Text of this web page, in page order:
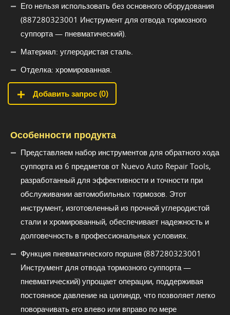
Его нельзя использовать без основного оборудования
(887280323001 Инструмент для отвода тормозного
суппорта — пневматический).
Материал: углеродистая сталь.
Отделка: хромированная.
Добавить запрос (0)
Особенности продукта
Представляем набор инструментов для обратного хода
суппорта из 6 предметов от Nuevo Auto Repair Tools,
разработанный для эффективности и точности при
обслуживании автомобильных тормозов. Этот
инструмент, изготовленный из прочной углеродистой
стали и хромированный, обеспечивает надежность и
долговечность в профессиональных условиях.
Функция пневматического поршня (887280323001
Инструмент для отвода тормозного суппорта —
пневматический) упрощает операции, поддерживая
постоянное давление на цилиндр, что позволяет легко
поворачивать его влево или вправо по мере